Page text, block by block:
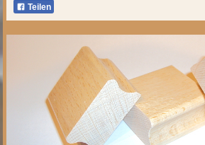
Teilen